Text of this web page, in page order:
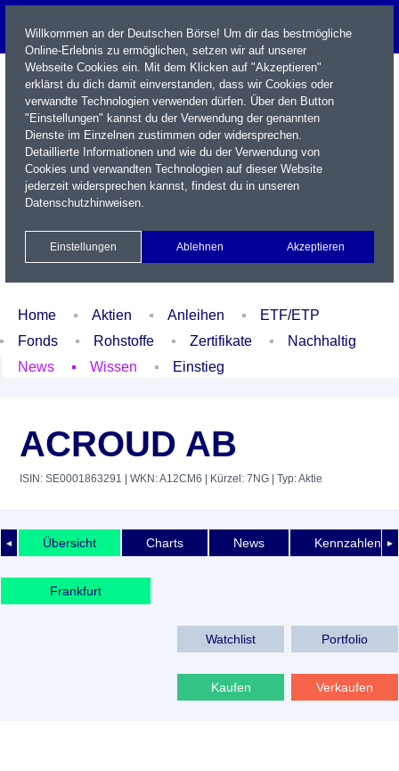
Name / WKN / ISIN / Kürzel
Xetra Realtime
Watchlist Portfolio Login
Home Aktien Anleihen
ETF/ETP
Fonds
Rohstoffe Zertifikate
Nachhaltig
News
Wissen Einstieg
ACROUD AB
ISIN: SE0001863291 | WKN: A12CM6 | Kürzel: 7NG | Typ: Aktie
◄ ►
Übersicht Charts News Kennzahlen
Frankfurt
Watchlist Portfolio
Kaufen Verkaufen
Willkommen an der Deutschen Börse! Um dir das bestmögliche
Online-Erlebnis zu ermöglichen, setzen wir auf unserer
Webseite Cookies ein. Mit dem Klicken auf "Akzeptieren"
erklärst du dich damit einverstanden, dass wir Cookies oder
verwandte Technologien verwenden dürfen. Über den Button
"Einstellungen" kannst du der Verwendung der genannten
Dienste im Einzelnen zustimmen oder widersprechen.
Detaillierte Informationen und wie du der Verwendung von
Cookies und verwandten Technologien auf dieser Website
jederzeit widersprechen kannst, findest du in unseren
Datenschutzhinweisen.
Einstellungen Ablehnen Akzeptieren